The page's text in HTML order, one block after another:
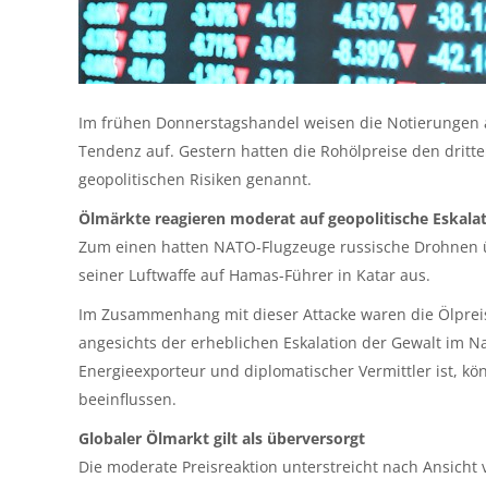
Im frühen Donnerstagshandel weisen die
Tendenz auf. Gestern hatten die Rohölpreise den
geopolitischen Risiken genannt.
Ölmärkte reagieren moderat auf geopolitische
Zum einen hatten NATO-Flugzeuge russische
seiner Luftwaffe auf Hamas-Führer in Katar aus.
Im Zusammenhang mit dieser Attacke waren die
angesichts der erheblichen Eskalation der Gewalt im
Energieexporteur und diplomatischer Vermittler ist,
beeinflussen.
Globaler Ölmarkt gilt als überversorgt
Die moderate Preisreaktion unterstreicht nach